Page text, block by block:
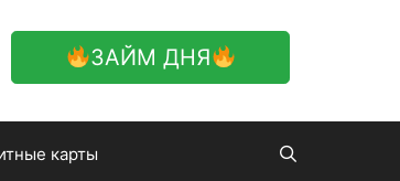
ЗАЙМ ДНЯ
карты